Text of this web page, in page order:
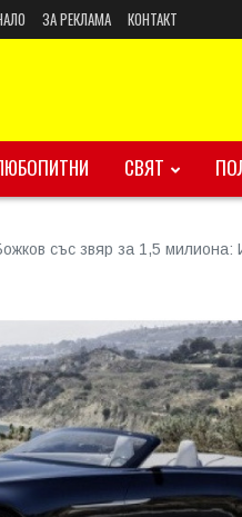
ЗА РЕКЛАМА КОНТАКТ
СВЯТ
със звяр за 1,5 милиона: